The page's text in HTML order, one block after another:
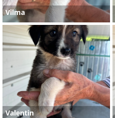
Vilma
Valentin